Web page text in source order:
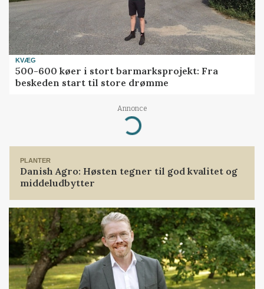
KVÆG
500-600 køer i stort barmarksprojekt: Fra
beskeden start til store drømme
Annonce
Loading...
PLANTER
Danish Agro: Høsten tegner til god kvalitet og
middeludbytter